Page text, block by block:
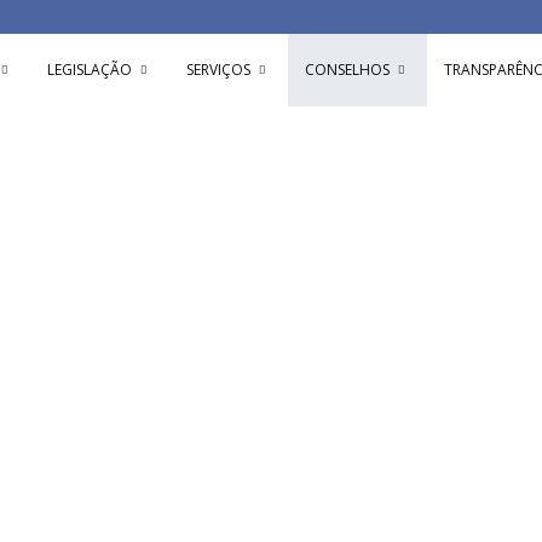
LEGISLAÇÃO SERVIÇOS CONSELHOS